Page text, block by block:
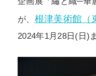
が、 根津美術館（
2024年1月28日(日)